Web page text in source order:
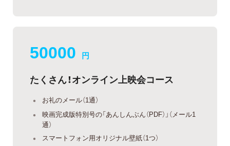
50000 円
たくさん！オンライン上映会コース
お礼のメール（1通）
映画完成版特別号の「あんしんぶん（PDF）」（メール1
通）
スマートフォン用オリジナル壁紙（1つ）